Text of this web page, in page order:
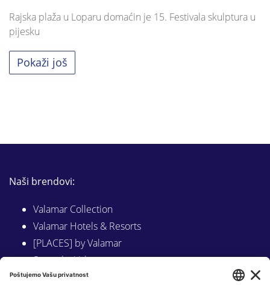
Rajska plaža u Loparu domaćin je 15. Festivala skulptura u
pijesku
Pokaži još
Naši brendovi:
Valamar Collection
Valamar Hotels & Resorts
[PLACES] by Valamar
Sunny by Valamar
Valamar Camping